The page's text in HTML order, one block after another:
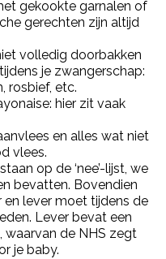
gekookte garnalen of
gerechten zijn altijd
volledig doorbakken
je zwangerschap:
rosbief, etc.
hier zit vaak
en alles wat niet
vlees.
op de ‘nee’-lijst, we
bevatten. Bovendien
lever moet tijdens de
Lever bevat een
waarvan de NHS zegt
je baby.